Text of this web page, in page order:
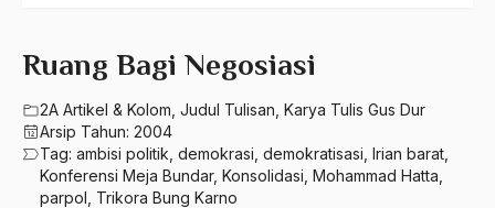
Ruang Bagi Negosiasi
2A Artikel & Kolom Judul Tulisan Karya Tulis Gus Dur
Arsip Tahun: 2004
Tag: ambisi politik demokrasi demokratisasi Irian barat
Konferensi Meja Bundar, Konsolidasi Mohammad Hatta
parpol Trikora Bung Karno
660 – Ilmu Seni, Desain dan Media
710 – Ilmu Pendidikan
2023
2021
2020
A. Mukti Ali
A. Mustofa Bisri
A. Yani
A.A. Baramudi